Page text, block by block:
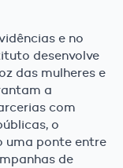
e no
desenvolve
das mulheres e
a
com
o
uma ponte entre
de